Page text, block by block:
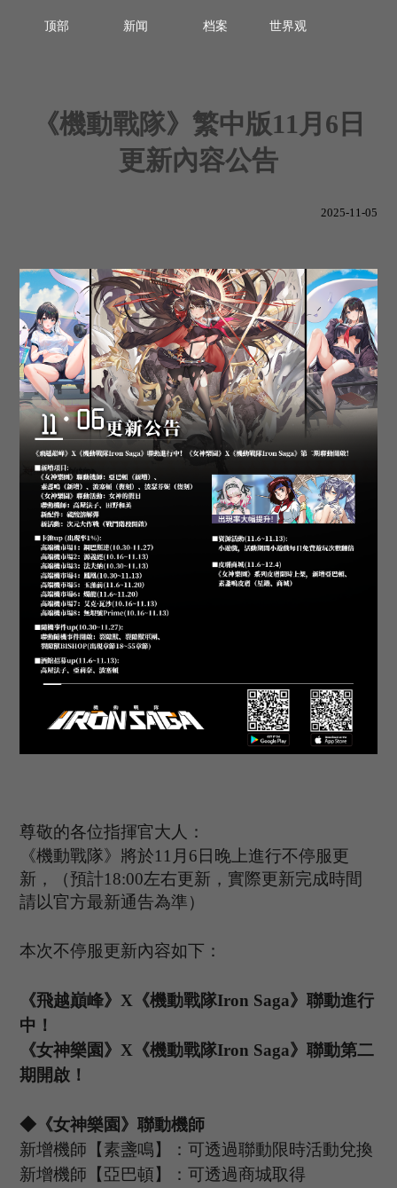
顶部 新闻 档案 世界观
《機動戰隊》繁中版11月6日
更新內容公告
2025-11-05
尊敬的各位指揮官大人：
《機動戰隊》將於11 月 6日晚上進行不停服更
新，（預計1 8:00左右更新，實際更新完成時間
請以官方最新通告為準）
本次不停服更新內容如下：
《飛越巔峰》 X《機動戰隊Iron Saga》聯動進行
中 ！
《女神樂園》 X《機動戰隊Iron Saga》聯動第二
期開啟 ！
◆ 《女神樂園》聯動機師
新增機師【素盞鳴】：可透過聯動限時活動兌換
新增機師【亞巴頓】：可透過商城取得